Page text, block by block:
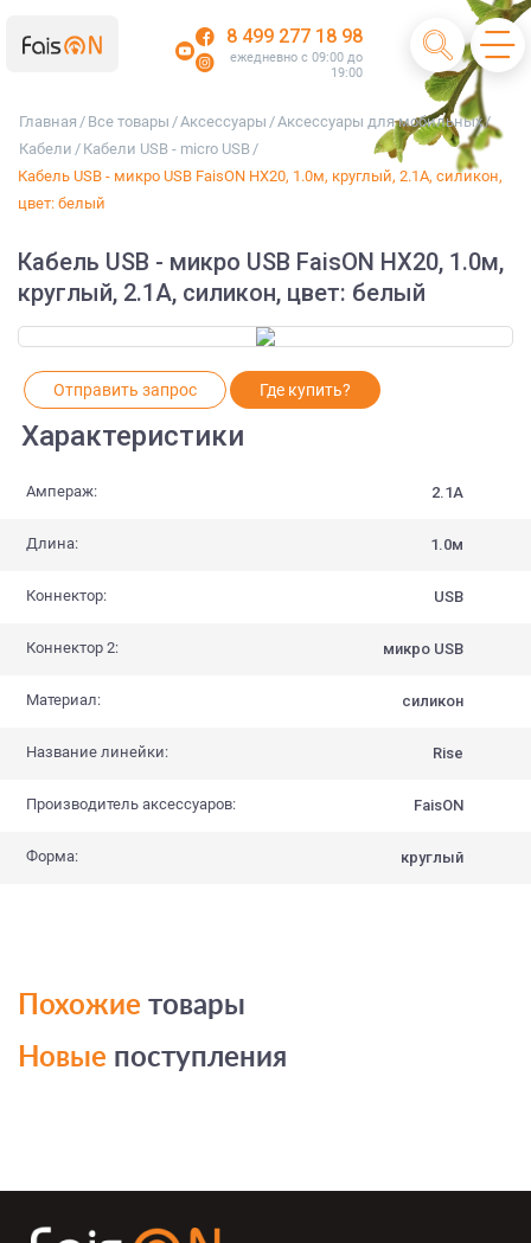
8 499 277 18 98
ежедневно с 09:00 до
19:00
Главная / Все товары / Аксессуары / Аксессуары для мобильных/
Кабели / Кабели USB - micro USB /
Кабель USB - микро USB FaisON HX20, 1.0м, круглый, 2.1A, силикон,
цвет: белый
Кабель USB - микро USB FaisON HX20, 1.0м,
круглый, 2.1A, силикон, цвет: белый
Отправить запрос Где купить?
Характеристики
Ампераж: 2.1A
Длина: 1.0м
Коннектор: USB
Коннектор 2: микро USB
Материал: силикон
Название линейки: Rise
Производитель аксессуаров: FaisON
Форма: круглый
Похожие товары
Новые поступления